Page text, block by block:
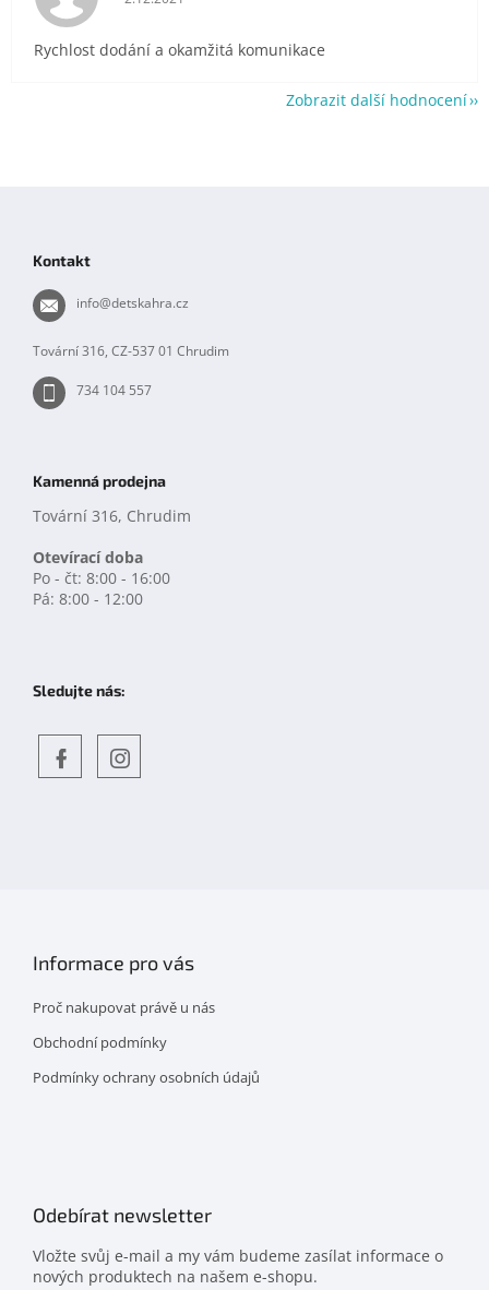
Rychlost dodání a okamžitá komunikace
Zobrazit další hodnocení
Kontakt
info@detskahra.cz
Tovární 316, CZ-537 01 Chrudim
734 104 557
Kamenná prodejna
Tovární 316, Chrudim
Otevírací doba
Po - čt: 8:00 - 16:00
Pá: 8:00 - 12:00
Sledujte nás:
Informace pro vás
Proč nakupovat právě u nás
Obchodní podmínky
Podmínky ochrany osobních údajů
Odebírat newsletter
Vložte svůj e-mail a my vám budeme zasílat informace o
nových produktech na našem e-shopu.